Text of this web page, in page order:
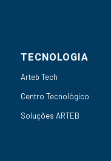
TECNOLOGIA
Arteb Tech
Centro Tecnológico
Soluções ARTEB